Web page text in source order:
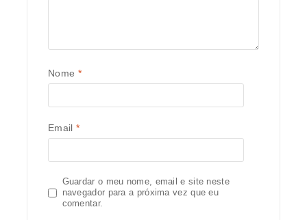
Nome *
Email *
Guardar o meu nome, email e site neste
navegador para a próxima vez que eu
comentar.